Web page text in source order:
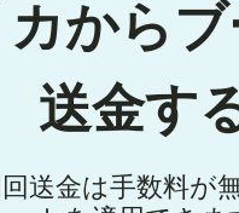
から
送金す
送金は手数料が